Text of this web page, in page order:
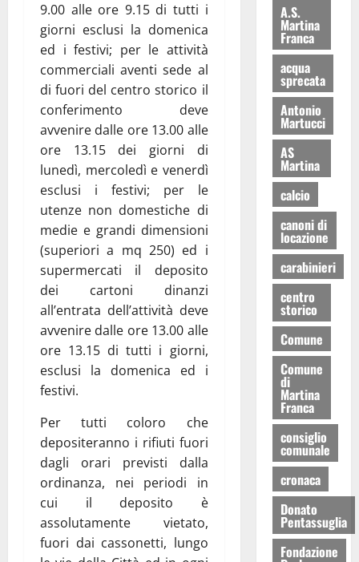
9.00 alle ore 9.15 di tutti i
giorni esclusi la domenica
ed i festivi; per le attività
commerciali aventi sede al
di fuori del centro storico il
conferimento deve
avvenire dalle ore 13.00 alle
ore 13.15 dei giorni di
lunedì, mercoledì e venerdì
esclusi i festivi; per le
utenze non domestiche di
medie e grandi dimensioni
(superiori a mq 250) ed i
supermercati il deposito
dei cartoni dinanzi
all’entrata dell’attività deve
avvenire dalle ore 13.00 alle
ore 13.15 di tutti i giorni,
esclusi la domenica ed i
festivi.
Per tutti coloro che
depositeranno i rifiuti fuori
dagli orari previsti dalla
ordinanza, nei periodi in
cui il deposito è
assolutamente vietato,
fuori dai cassonetti, lungo
A.S.
Martina
Franca
acqua
sprecata
Antonio
Martucci
AS
Martina
calcio
canoni di
locazione
carabinieri
centro
storico
Comune
Comune
di
Martina
Franca
consiglio
comunale
cronaca
Donato
Pentassuglia
Fondazione